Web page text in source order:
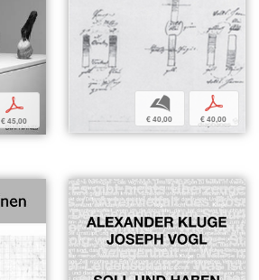
p
€ 45,00
b
€ 40,00
p
€ 40,00